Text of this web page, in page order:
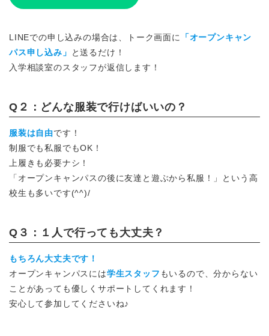
LINEでの申し込みの場合は、トーク画面に
「オープンキャン
パス申し込み」
と送るだけ！
入学相談室のスタッフが返信します！
Q２：どんな服装で行けばいいの？
服装は自由です！
制服でも私服でもOK！
上履きも必要ナシ！
「オープンキャンパスの後に友達と遊ぶから私服！」という高
校生も多いです(^^)/
Q３：１人で行っても大丈夫？
もちろん大丈夫です！
オープンキャンパスには学生スタッフ もいるので、分からない
ことがあっても優しくサポートしてくれます！
安心して参加してくださいね♪